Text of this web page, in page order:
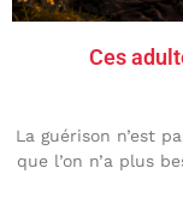
Ces
La guérison n’est
que l’on n’a plus